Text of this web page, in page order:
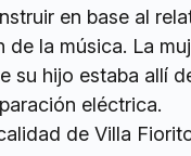
en base al
la música. La
su hijo estaba allí
eléctrica.